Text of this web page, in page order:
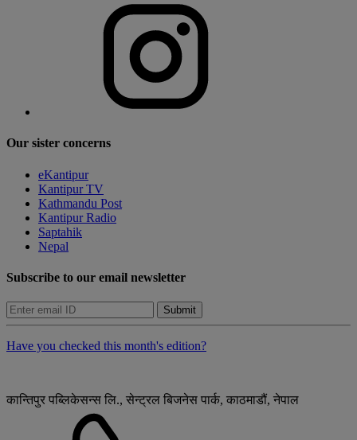
Our sister concerns
eKantipur
Kantipur TV
Kathmandu Post
Kantipur Radio
Saptahik
Nepal
Subscribe to our email newsletter
Submit
Have you checked this month's edition?
कान्तिपुर पब्लिकेसन्स लि., सेन्ट्रल बिजनेस पार्क, काठमाडौं, नेपाल